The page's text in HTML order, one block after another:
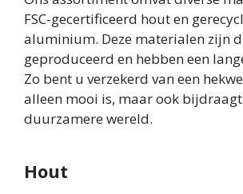
FSC-gecertificeerd hout en
aluminium. Deze materialen zijn
geproduceerd en hebben een
Zo bent u verzekerd van een
alleen mooi is, maar ook
duurzamere wereld.
Hout